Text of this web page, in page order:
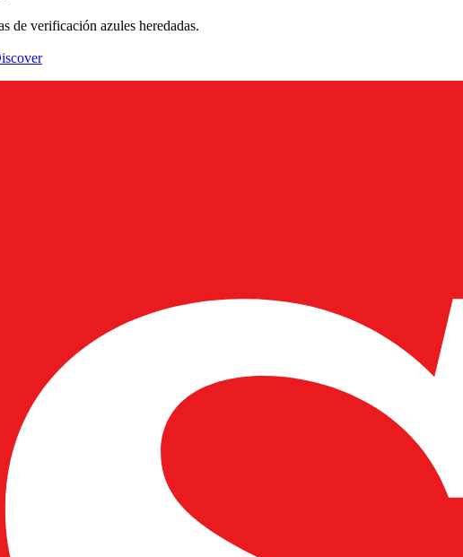
de verificación azules heredadas.